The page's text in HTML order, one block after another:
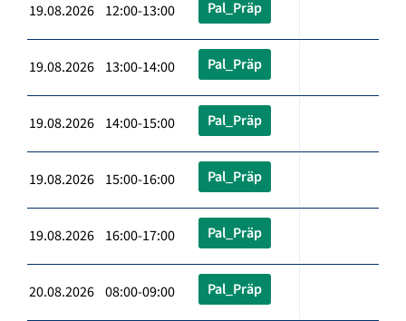
19.08.2026 12:00-13:00 Pal_Präp
19.08.2026 13:00-14:00 Pal_Präp
19.08.2026 14:00-15:00 Pal_Präp
19.08.2026 15:00-16:00 Pal_Präp
19.08.2026 16:00-17:00 Pal_Präp
20.08.2026 08:00-09:00 Pal_Präp